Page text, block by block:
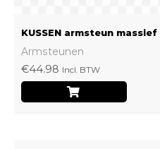
KUSSEN armsteun
Armsteunen
€44.98 Incl. BTW